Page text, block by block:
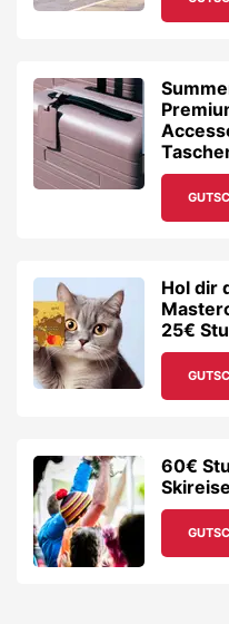
Hol dir
25€
60€